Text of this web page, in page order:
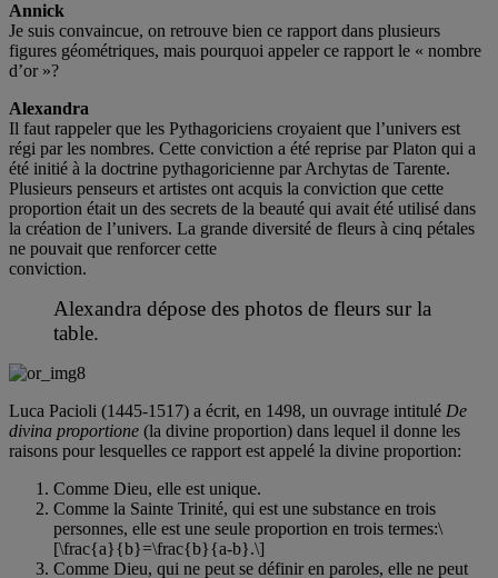
Annick
Je suis convaincue, on retrouve bien ce rapport dans plusieurs
figures géométriques, mais pourquoi appeler ce rapport le « nombre
d’or »?
Alexandra
Il faut rappeler que les Pythagoriciens croyaient que l’univers est
régi par les nombres. Cette conviction a été reprise par Platon qui a
été initié à la doctrine pythagoricienne par Archytas de Tarente.
Plusieurs penseurs et artistes ont acquis la conviction que cette
proportion était un des secrets de la beauté qui avait été utilisé dans
la création de l’univers. La grande diversité de fleurs à cinq pétales
ne pouvait que renforcer cette
conviction.
Alexandra dépose des photos de fleurs sur la
table.
Luca Pacioli (1445-1517) a écrit, en 1498, un ouvrage intitulé De
divina proportione (la divine proportion) dans lequel il donne les
raisons pour lesquelles ce rapport est appelé la divine proportion:
Comme Dieu, elle est unique.
Comme la Sainte Trinité, qui est une substance en trois
personnes, elle est une seule proportion en trois termes:\
[\frac{a}{b}=\frac{b}{a-b}.\]
Comme Dieu, qui ne peut se définir en paroles, elle ne peut